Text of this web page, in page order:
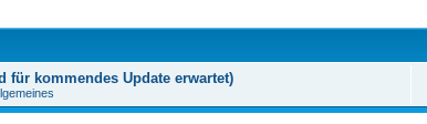
für kommendes Update erwartet)